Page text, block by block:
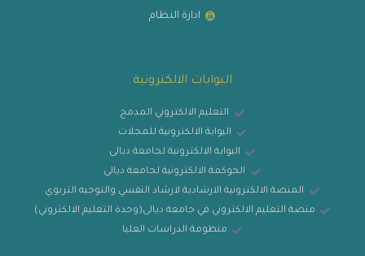
ادارة النظام
البوابات الالكترونية
التعليم الالكتروني المدمج
البوابة الالكترونية للمجلات
البوابة الالكترونية لجامعة ديالى
الحوكمة الالكترونية لجامعة ديالى
المنصة الالكترونية الارشادية لارشاد النفسي والتوجيه التربوي
منصة التعليم الالكتروني في جامعة ديالى(وحدة التعليم الالكتروني)
منظومة الدراسات العليا